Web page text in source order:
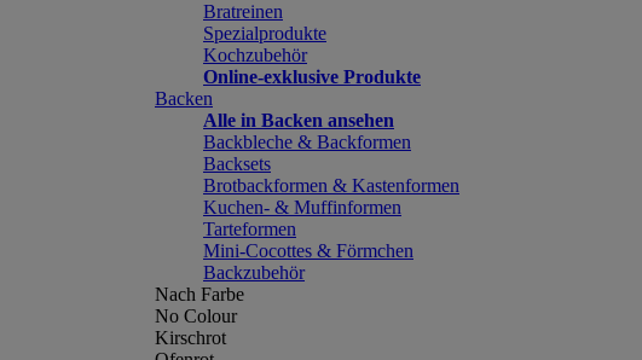
Bratreinen
Spezialprodukte
Kochzubehör
Online-exklusive Produkte
Backen
Alle in Backen ansehen
Backbleche & Backformen
Backsets
Brotbackformen & Kastenformen
Kuchen- & Muffinformen
Tarteformen
Mini-Cocottes & Förmchen
Backzubehör
Nach Farbe
No Colour
Kirschrot